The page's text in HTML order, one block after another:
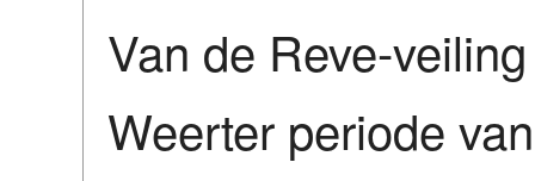
Van de Reve-
Weerter periode